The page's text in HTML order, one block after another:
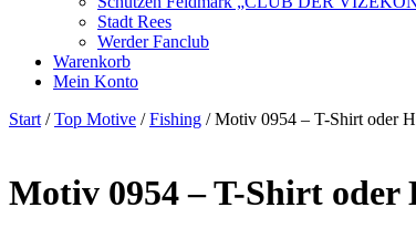
Stadt Rees
Werder Fanclub
Warenkorb
Mein Konto
Start /Top Motive /Fishing / Motiv 0954 – T-Shirt oder
Motiv 0954 – T-Shirt